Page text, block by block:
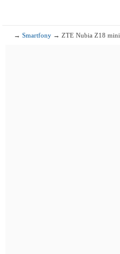
→Smartfony → ZTE Nubia Z18 mini